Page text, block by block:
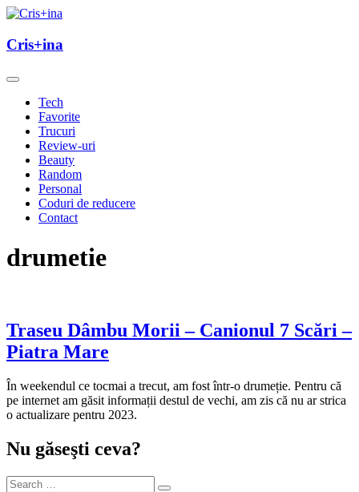
Skip
content
Cris+ina
Cris+ina
Tech
Favorite
Trucuri
Review-uri
Beauty
Random
Personal
Coduri de reducere
Contact
drumetie
Traseu Dâmbu Morii – Canionul 7 Scări –
Piatra Mare
În weekendul ce tocmai a trecut, am fost într-o drumeție. Pentru că
pe internet am găsit informații destul de vechi, am zis că nu ar strica
o actualizare pentru 2023.
Nu găseşti ceva?